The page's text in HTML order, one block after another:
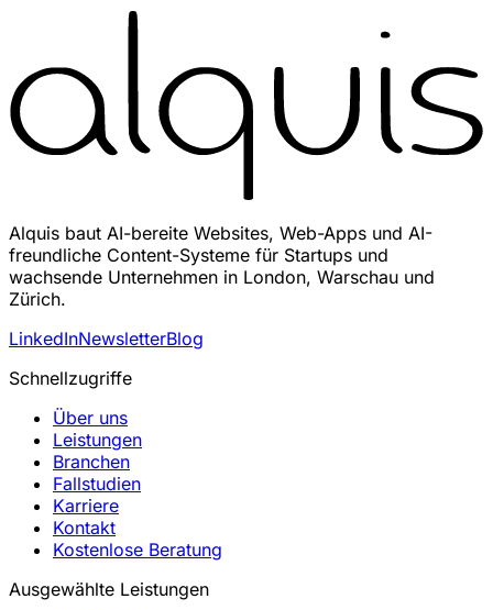
Alquis baut AI-bereite Websites, Web-Apps und AI-
freundliche Content-Systeme für Startups und
wachsende Unternehmen in London, Warschau und
Zürich.
LinkedInNewsletterBlog
Schnellzugriffe
Über uns
Leistungen
Branchen
Fallstudien
Karriere
Kontakt
Kostenlose Beratung
Ausgewählte Leistungen